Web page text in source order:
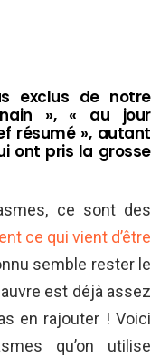
exclus de notre
», « au jour
résumé », autant
ont pris la grosse
ce sont des
ce qui vient d’être
semble rester le
est déjà assez
en rajouter ! Voici
qu’on utilise